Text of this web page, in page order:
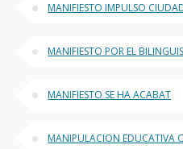
MANIFIESTO IMPULSO
MANIFIESTO POR EL
MANIFIESTO SE HA ACABAT
MANIPULACION EDUCATIVA